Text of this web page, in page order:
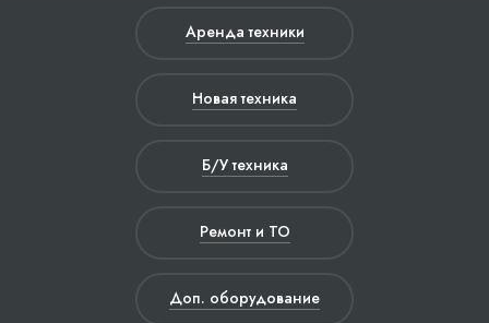
Аренда техники
Новая техника
Б/У техника
Ремонт и ТО
Доп. оборудование